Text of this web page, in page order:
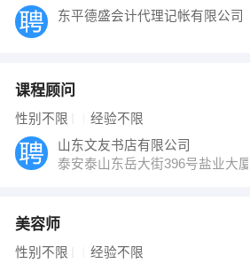
东平德盛会计代理记帐有限公司
课程顾问
性别不限 经验不限
山东文友书店有限公司
泰安泰山东岳大街396号盐业大厦
美容师
性别不限 经验不限